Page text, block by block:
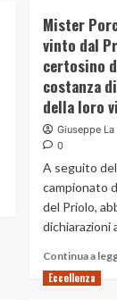
Mister
vinto dal
certosino
costanza
della loro
Giuseppe La
0
A seguito
campionato
del Priolo,
dichiarazioni
Continua a
Eccellenza